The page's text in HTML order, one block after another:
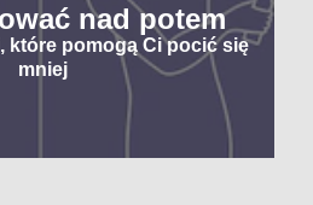
nad potem
które pomogą Ci pocić się
mniej